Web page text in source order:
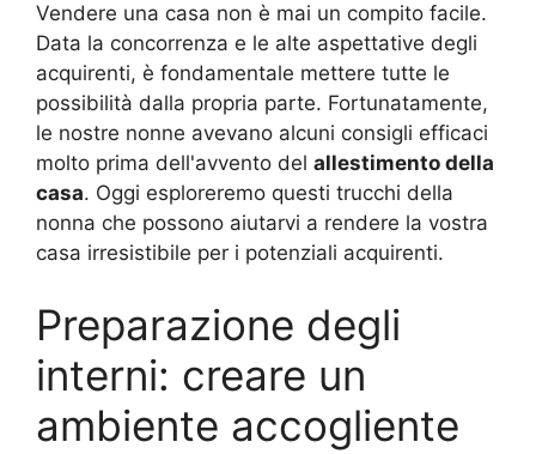
Vendere una casa non è mai un compito facile.
Data la concorrenza e le alte aspettative degli
acquirenti, è fondamentale mettere tutte le
possibilità dalla propria parte. Fortunatamente,
le nostre nonne avevano alcuni consigli efficaci
molto prima dell'avvento del allestimento della
casa. Oggi esploreremo questi trucchi della
nonna che possono aiutarvi a rendere la vostra
casa irresistibile per i potenziali acquirenti.
Preparazione degli
interni: creare un
ambiente accogliente